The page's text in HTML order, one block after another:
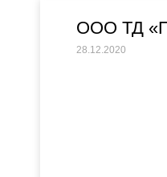
ООО ТД
28.12.2020